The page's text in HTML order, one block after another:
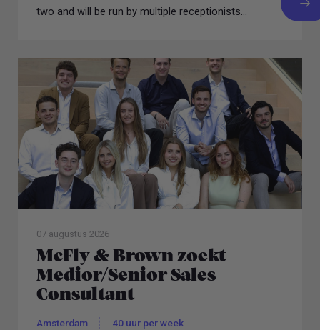
two and will be run by multiple receptionists...
07 augustus 2026
McFly & Brown zoekt
Medior/Senior Sales
Consultant
Amsterdam 40 uur per week